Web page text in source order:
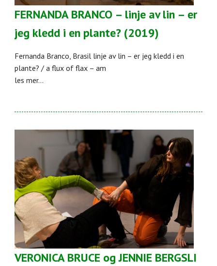
FERNANDA BRANCO – linje av lin – er
jeg kledd i en plante? (2019)
Fernanda Branco, Brasil linje av lin – er jeg kledd i en
plante? / a flux of flax – am
les mer...
VERONICA BRUCE og JENNIE BERGSLI